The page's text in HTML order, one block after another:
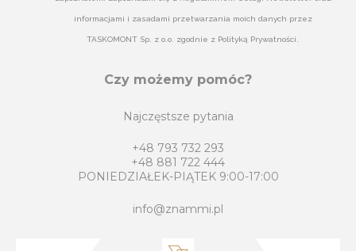
informacjami i zasadami przetwarzania moich danych przez
TASKOMONT Sp. z o.o. zgodnie z Polityką Prywatności.
Czy możemy pomóc?
Najczęstsze pytania
+48 793 732 293
+48 881 722 444
PONIEDZIAŁEK-PIĄTEK 9:00-17:00
info@znammi.pl